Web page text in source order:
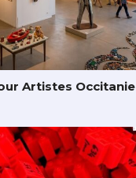
Artistes Occitanie